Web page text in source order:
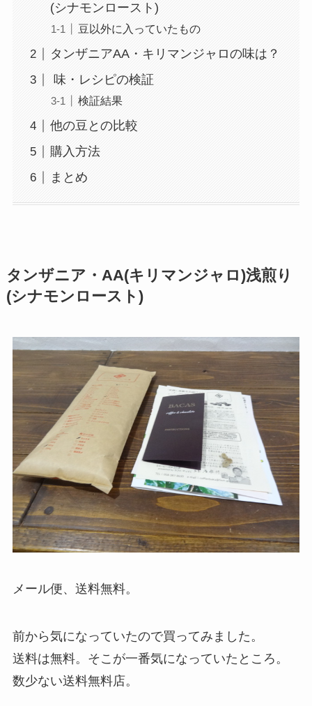
(シナモンロースト)
豆以外に入っていたもの
タンザニアAA・キリマンジャロの味は？
味・レシピの検証
検証結果
他の豆との比較
購入方法
まとめ
タンザニア・AA(キリマンジャロ)浅煎り
(シナモンロースト)
メール便、送料無料。
前から気になっていたので買ってみました。
送料は無料。そこが一番気になっていたところ。
数少ない送料無料店。